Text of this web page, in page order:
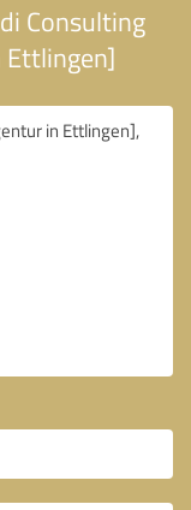
Consulting
Ettlingen]